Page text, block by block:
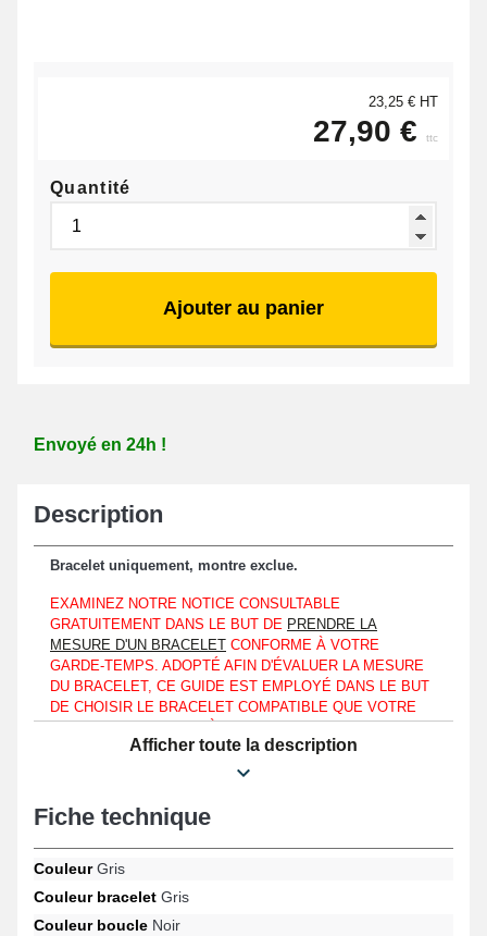
23,25 € HT
27,90 € ttc
Quantité
Ajouter au panier
Envoyé en 24h !
Description
Bracelet uniquement, montre exclue.
EXAMINEZ NOTRE NOTICE CONSULTABLE
GRATUITEMENT DANS LE BUT DE PRENDRE LA
MESURE D'UN BRACELET CONFORME À VOTRE
GARDE-TEMPS. ADOPTÉ AFIN D'ÉVALUER LA MESURE
DU BRACELET, CE GUIDE EST EMPLOYÉ DANS LE BUT
DE CHOISIR LE BRACELET COMPATIBLE QUE VOTRE
BOSS OU BIEN UNE DIESEL.
Ce bracelet pour montre est fabriqué en nylon et constitue un
Adapté afin d'offrir un système de fixation efficace et rapide, le
boîtier, le Bracelet Gris Nylon 20mm pour montre au moyen de
tiges pour montre de 20mm. Une anse droite se situe à la fin du
Afficher toute la description
Fiche technique
CouleurGris
Couleur bracelet Gris
Couleur boucle Noir